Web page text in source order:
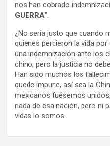
nos han cobrado
GUERRA”.
¿No sería justo que cuando
quienes perdieron la vida
una indemnización ante los
chino, pero la justicia no
Han sido muchos los
quede impune, así sea la
mexicanos fuésemos
nada de esa nación, pero ni
vidas lo somos.